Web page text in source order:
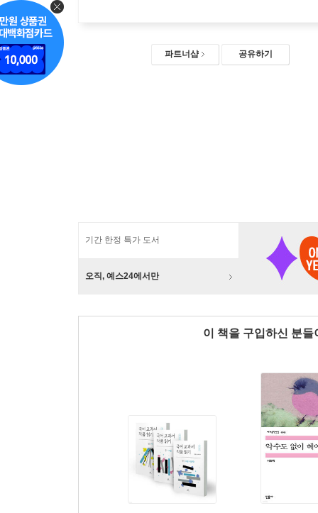
파트너샵 공유하기
기간 한정 특가 도서
오직, 예스24에서만
이 책을 구입하신 분